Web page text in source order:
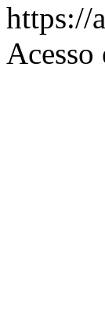
https://
Acesso